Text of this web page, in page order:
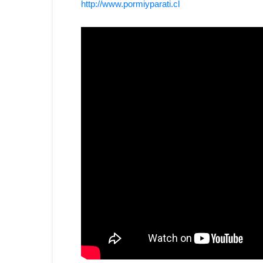
http://www.pormiyparati.cl